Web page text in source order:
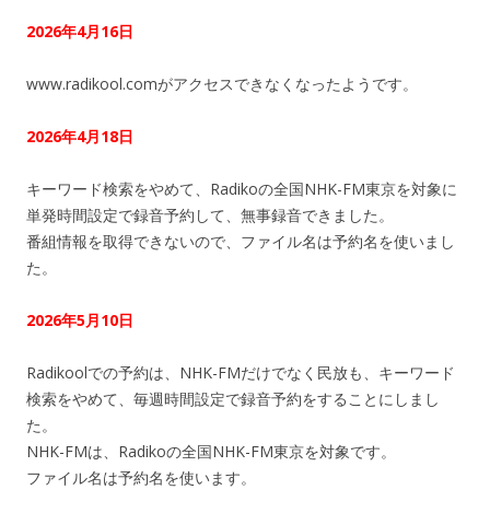
2026年4月16日
www.radikool.comがアクセスできなくなったようです。
2026年4月18日
キーワード検索をやめて、Radikoの全国NHK-FM東京を対象に
単発時間設定で録音予約して、無事録音できました。
番組情報を取得できないので、ファイル名は予約名を使いまし
た。
2026年5月10日
Radikoolでの予約は、NHK-FMだけでなく民放も、キーワード
検索をやめて、毎週時間設定で録音予約をすることにしまし
た。
NHK-FMは、Radikoの全国NHK-FM東京を対象です。
ファイル名は予約名を使います。